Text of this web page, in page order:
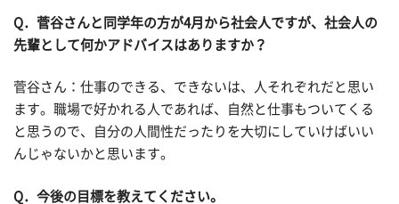
Q ．菅谷さんと同学年の方が4月から社会人ですが、社会人の
先輩として何かアドバイスはありますか？
菅谷さん：仕事のできる、できないは、人それぞれだと思い
ます。職場で好かれる人であれば、自然と仕事もついてくる
と思うので、自分の人間性だったりを大切にしていけばいい
んじゃないかと思います。
Q ．今後の目標を教えてください。